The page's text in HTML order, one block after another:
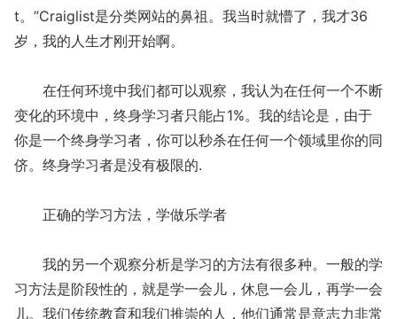
t。”Craiglist是分类网站的鼻祖。我当时就懵了，我才36
岁，我的人生才刚开始啊。
在任何环境中我们都可以观察，我认为在任何一个不断
变化的环境中，终身学习者只能占1%。我的结论是，由于
你是一个终身学习者，你可以秒杀在任何一个领域里你的同
侪。终身学习者是没有极限的.
正确的学习方法，学做乐学者
我的另一个观察分析是学习的方法有很多种。一般的学
习方法是阶段性的，就是学一会儿，休息一会儿，再学一会
儿。我们传统教育和我们推崇的人，他们通常是意志力非常